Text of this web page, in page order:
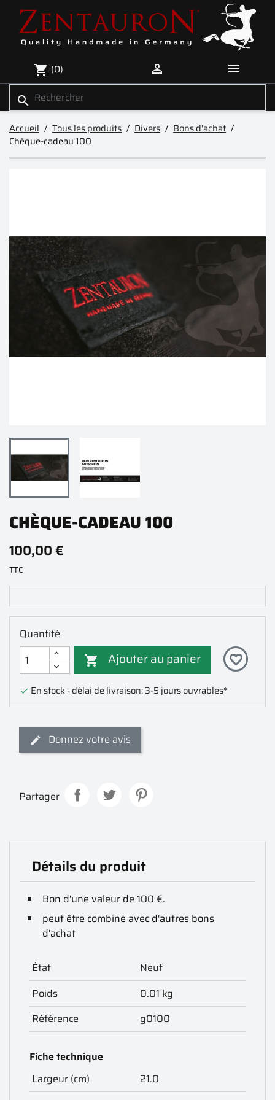
shopping_cart (0)  
search
Accueil Tous les produits Divers
Bons d'achat
Chèque-cadeau 100
CHÈQUE-CADEAU 100
100,00 €
TTC
Quantité
 Ajouter au panier favorite_border
 En stock - délai de livraison: 3-5 jours ouvrables*
Donnez votre avis
Partager
Détails du produit
Bon d'une valeur de 100 €.
peut être combiné avec d'autres bons
d'achat
État
Neuf
Poids
0.01 kg
Référence
g0100
Fiche technique
Largeur (cm)
21.0